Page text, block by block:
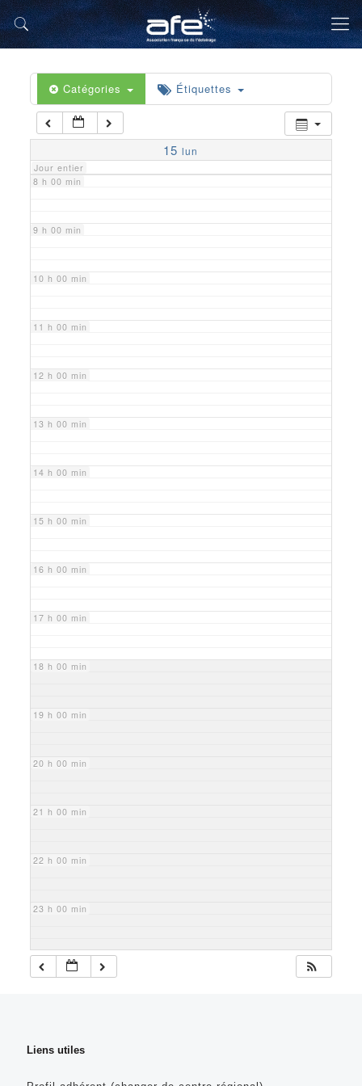
Catégories Étiquettes
15 lun
Jour entier
5 h 00 min
6 h 00 min
7 h 00 min
8 h 00 min
9 h 00 min
10 h 00 min
11 h 00 min
12 h 00 min
13 h 00 min
14 h 00 min
15 h 00 min
16 h 00 min
17 h 00 min
18 h 00 min
19 h 00 min
20 h 00 min
21 h 00 min
22 h 00 min
23 h 00 min
Liens utiles